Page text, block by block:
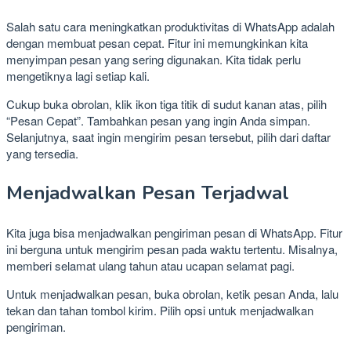
Salah satu cara meningkatkan produktivitas di WhatsApp adalah
dengan membuat pesan cepat. Fitur ini memungkinkan kita
menyimpan pesan yang sering digunakan. Kita tidak perlu
mengetiknya lagi setiap kali.
Cukup buka obrolan, klik ikon tiga titik di sudut kanan atas, pilih
“Pesan Cepat”. Tambahkan pesan yang ingin Anda simpan.
Selanjutnya, saat ingin mengirim pesan tersebut, pilih dari daftar
yang tersedia.
Menjadwalkan Pesan Terjadwal
Kita juga bisa menjadwalkan pengiriman pesan di WhatsApp. Fitur
ini berguna untuk mengirim pesan pada waktu tertentu. Misalnya,
memberi selamat ulang tahun atau ucapan selamat pagi.
Untuk menjadwalkan pesan, buka obrolan, ketik pesan Anda, lalu
tekan dan tahan tombol kirim. Pilih opsi untuk menjadwalkan
pengiriman.